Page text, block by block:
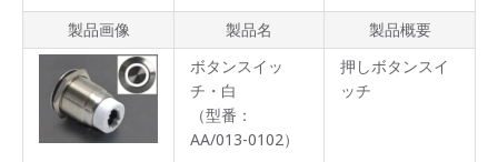
製品画像 製品名
製品概要
ボタンスイッ
チ・白
（型番：
AA/013-0102）
押しボタンスイ
ッチ